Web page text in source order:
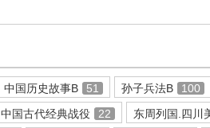
中国历史故事B 51 孙子兵法B 100
中国古代经典战役 22 东周列国.四川